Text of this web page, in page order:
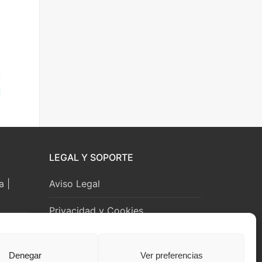
Denegar Ver preferencias
LEGAL Y SOPORTE
Aviso Legal
Privacidad y Cookies